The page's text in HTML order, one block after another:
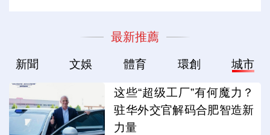
最新推薦
新聞 文娛 體育 環創 城市
这些“超级工厂”有何魔力？
驻华外交官解码合肥智造新
力量